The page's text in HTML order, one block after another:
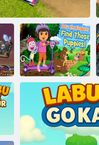
Rallyracer
Dora tyrinėtoja
randa tuos
šuniukus